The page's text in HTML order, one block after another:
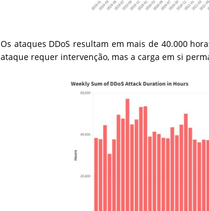
Os ataques DDoS resultam em mais de 40.000
ataque requer intervenção, mas a carga em si